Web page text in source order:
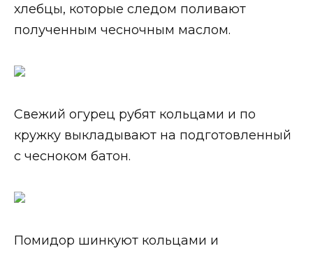
хлебцы, которые следом поливают
полученным чесночным маслом.
Свежий огурец рубят кольцами и по
кружку выкладывают на подготовленный
с чесноком батон.
Помидор шинкуют кольцами и